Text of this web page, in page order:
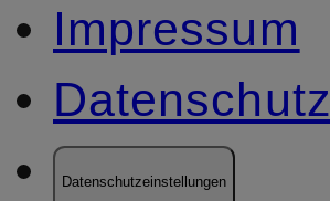
Impressum
Datenschutz
Datenschutzeinstellungen